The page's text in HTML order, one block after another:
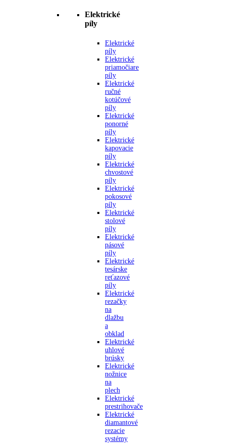
Elektrické
píly
Elektrické
píly
Elektrické
priamočiare
píly
Elektrické
ručné
kotúčové
píly
Elektrické
ponorné
píly
Elektrické
kapovacie
píly
Elektrické
chvostové
píly
Elektrické
pokosové
píly
Elektrické
stolové
píly
Elektrické
pásové
píly
Elektrické
tesárske
reťazové
píly
Elektrické
rezačky
na
dlažbu
a
obklad
Elektrické
uhlové
brúsky
Elektrické
nožnice
na
plech
Elektrické
prestrihovače
Elektrické
diamantové
rezacie
systémy